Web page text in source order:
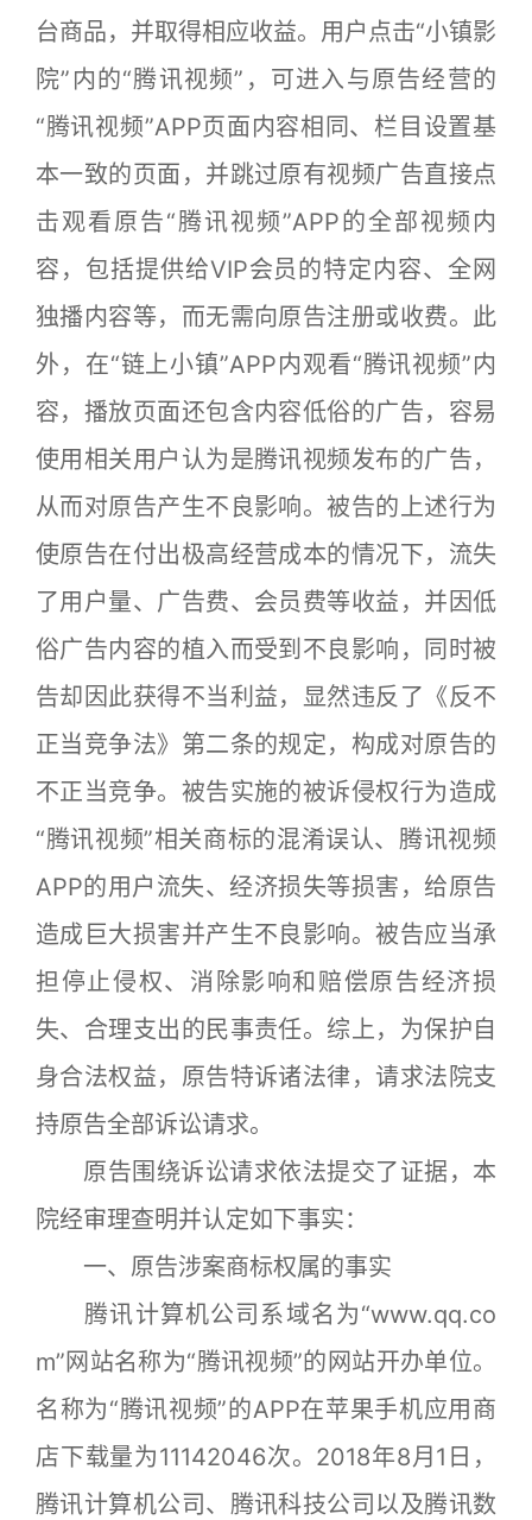
台商品，并取得相应收益。用户点击“小镇影
院”内的“腾讯视频”，可进入与原告经营的
“腾讯视频”APP页面内容相同、栏目设置基
本一致的页面，并跳过原有视频广告直接点
击观看原告“腾讯视频”APP的全部视频内
容，包括提供给VIP会员的特定内容、全网
独播内容等，而无需向原告注册或收费。此
外，在“链上小镇”APP内观看“腾讯视频”内
容，播放页面还包含内容低俗的广告，容易
使用相关用户认为是腾讯视频发布的广告，
从而对原告产生不良影响。被告的上述行为
使原告在付出极高经营成本的情况下，流失
了用户量、广告费、会员费等收益，并因低
俗广告内容的植入而受到不良影响，同时被
告却因此获得不当利益，显然违反了《反不
正当竞争法》第二条的规定，构成对原告的
不正当竞争。被告实施的被诉侵权行为造成
“腾讯视频”相关商标的混淆误认、腾讯视频
APP的用户流失、经济损失等损害，给原告
造成巨大损害并产生不良影响。被告应当承
担停止侵权、消除影响和赔偿原告经济损
失、合理支出的民事责任。综上，为保护自
身合法权益，原告特诉诸法律，请求法院支
持原告全部诉讼请求。
原告围绕诉讼请求依法提交了证据，本
院经审理查明并认定如下事实：
一、原告涉案商标权属的事实
腾讯计算机公司系域名为“www.qq.co
m”网站名称为“腾讯视频”的网站开办单位。
名称为“腾讯视频”的APP在苹果手机应用商
店下载量为11142046次。2018年8月1日，
腾讯计算机公司、腾讯科技公司以及腾讯数